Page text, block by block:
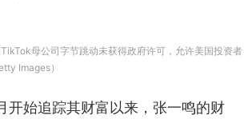
母公司字节跳动未获得政府许可，允许美国投资者
Images）
开始追踪其财富以来，张一鸣的财